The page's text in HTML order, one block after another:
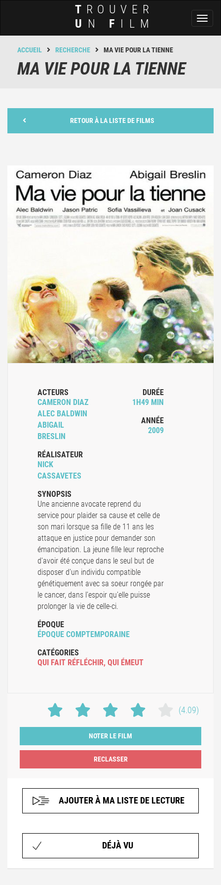
T ROUVER
U N F ILM
ACCUEIL RECHERCHE MA VIE POUR LA TIENNE
MA VIE POUR LA TIENNE
RETOUR À LA LISTE DE FILMS
ACTEURS
CAMERON DIAZ
ALEC BALDWIN
ABIGAIL
BRESLIN
RÉALISATEUR
NICK
CASSAVETES
DURÉE
1H49 MIN
ANNÉE
2009
SYNOPSIS
Une ancienne avocate reprend du
service pour plaider sa cause et celle de
son mari lorsque sa fille de 11 ans les
attaque en justice pour demander son
émancipation. La jeune fille leur reproche
d'avoir été conçue dans le seul but de
disposer d'un individu compatible
génétiquement avec sa soeur rongée par
le cancer, dans l'espoir qu'elle puisse
prolonger la vie de celle-ci.
ÉPOQUE
ÉPOQUE COMPTEMPORAINE
CATÉGORIES
QUI FAIT RÉFLÉCHIR, QUI ÉMEUT
(4.09)
NOTER LE FILM
AJOUTER À MA LISTE DE LECTURE
DÉJÀ VU